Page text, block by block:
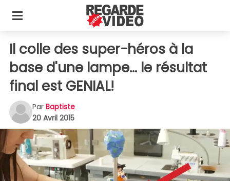
Il colle des super-héros à la
base d'une lampe... le résultat
final est GENIAL!
Par Baptiste
20 Avril 2015